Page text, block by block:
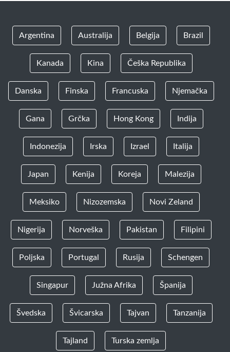
Argentina Australija Belgija Brazil
Kanada Kina Češka Republika
Danska Finska Francuska Njemačka
Gana Grčka Hong Kong Indija
Indonezija Irska Izrael Italija
Japan Kenija Koreja Malezija
Meksiko Nizozemska Novi Zeland
Nigerija Norveška Pakistan Filipini
Poljska Portugal Rusija Schengen
Singapur Južna Afrika Španija
Švedska Švicarska Tajvan Tanzanija
Tajland Turska zemlja